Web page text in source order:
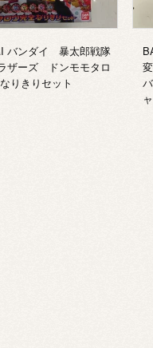
バンダイ 暴太郎戦隊
ザーズ ドンモモタロ
りきりセット